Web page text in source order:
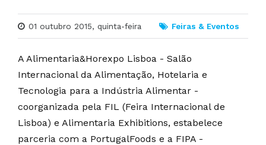
01 outubro 2015, quinta-feira Feiras & Eventos
A Alimentaria&Horexpo Lisboa - Salão
Internacional da Alimentação, Hotelaria e
Tecnologia para a Indústria Alimentar -
coorganizada pela FIL (Feira Internacional de
Lisboa) e Alimentaria Exhibitions, estabelece
parceria com a PortugalFoods e a FIPA -